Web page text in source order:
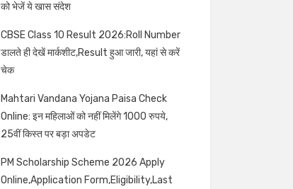
को भेजें ये खास संदेश
CBSE Class 10 Result 2026:Roll Number
डालते ही देखें मार्कशीट,Result हुआ जारी, यहां से करें
चेक
Mahtari Vandana Yojana Paisa Check
Online: इन महिलाओं को नहीं मिलेंगे 1000 रुपये,
25वीं किस्त पर बड़ा अपडेट
PM Scholarship Scheme 2026 Apply
Online,Application Form,Eligibility,Last